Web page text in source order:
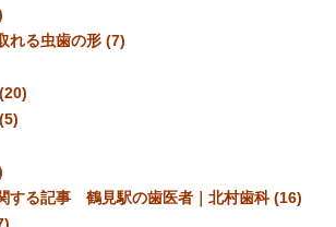
れる虫歯の形 (7)
る記事 鶴見駅の歯医者｜北村歯科 (16)